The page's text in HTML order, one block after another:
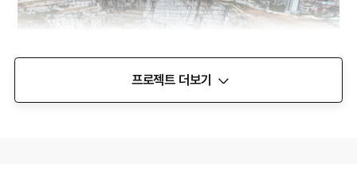
프로젝트 더보기